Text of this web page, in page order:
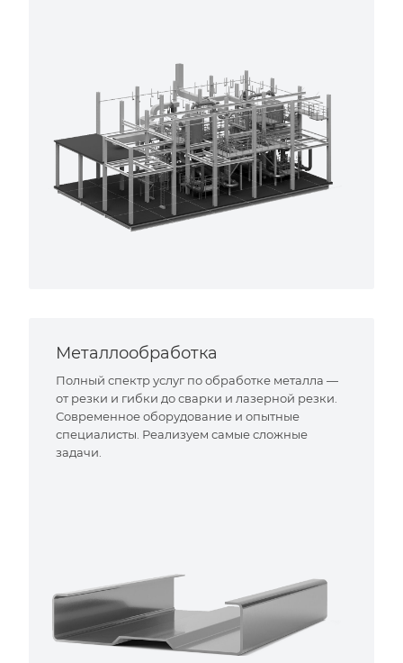
Металлообработка
Полный спектр услуг по обработке металла —
от резки и гибки до сварки и лазерной резки.
Современное оборудование и опытные
специалисты. Реализуем самые сложные
задачи.